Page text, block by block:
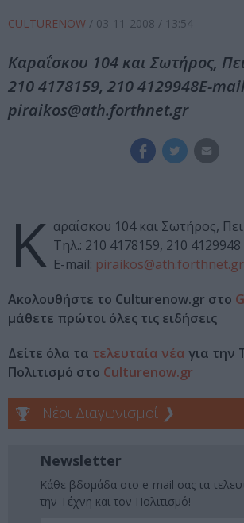
CULTURENOW / 03-11-2008 / 13:54
Καραΐσκου 104 και Σωτήρος,
210 4178159, 210 4129948E-
piraikos@ath.forthnet.gr
Κ αραΐσκου 104 και Σωτήρος,
Τηλ.: 210 4178159, 210 4129948
E-mail: piraikos@ath.forthnet.gr
Ακολουθήστε το Culturenow.gr στο
μάθετε πρώτοι όλες τις ειδήσεις
Δείτε όλα τα τελευταία νέα για την
Πολιτισμό στο Culturenow.gr
Νέοι Διαγωνισμοί ❯
Newsletter
Κάθε βδομάδα στο e-mail σας τα
την Τέχνη και τον Πολιτισμό!